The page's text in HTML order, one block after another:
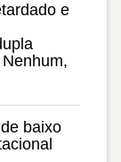
e
baixo